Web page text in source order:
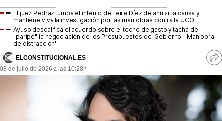
MásQueMercados
JuicioExprés
INVESTIGACIÓN
INTERNACIONAL
El juez Pedraz tumba el intento de Leire Díez de anular la causa y
mantiene viva la investigación por las maniobras contra la UCO
Ayuso descalifica el acuerdo sobre el techo de gasto y tacha de
"paripé" la negociación de los Presupuestos del Gobierno: "Maniobra
de distracción"
ELCONSTITUCIONAL.ES
08 de julio de 2026 a las 10:28h